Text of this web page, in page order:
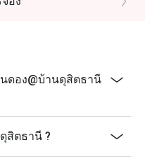
ดอง@บ้านดุสิตธานี
สิตธานี ?